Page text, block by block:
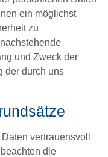
ein möglichst
zu
und Zweck der
der durch uns
vertrauensvoll
die